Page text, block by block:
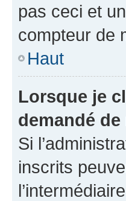
pas ceci et
compteur de
Haut
Lorsque je
demandé
Si
inscrits